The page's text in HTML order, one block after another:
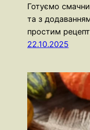
Готуємо
та з
простим
22.10.2025